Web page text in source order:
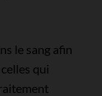
le sang afin
qui